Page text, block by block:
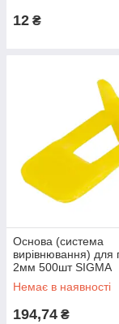
12 ₴
Основа (система
вирівнювання) для
2мм 500шт SIGMA
Немає в наявності
194,74 ₴